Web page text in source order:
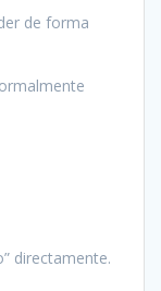
de forma
directamente.